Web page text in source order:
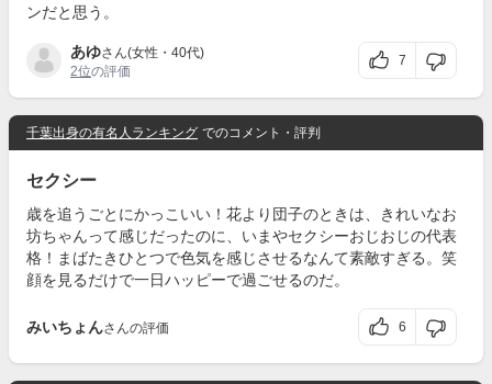
ンだと思う。
あゆさん(女性・40代)
2位の評価
7
千葉出身の有名人ランキング でのコメント・評判
セクシー
歳を追うごとにかっこいい！花より団子のときは、きれいなお
坊ちゃんって感じだったのに、いまやセクシーおじおじの代表
格！まばたきひとつで色気を感じさせるなんて素敵すぎる。笑
顔を見るだけで一日ハッピーで過ごせるのだ。
みいちょんさんの評価 6